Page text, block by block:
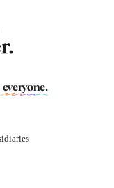
everyone.